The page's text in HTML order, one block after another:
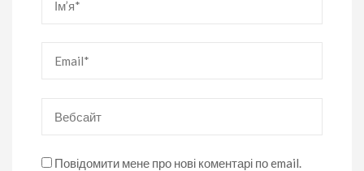
Повідомити мене про нові коментарі по email.